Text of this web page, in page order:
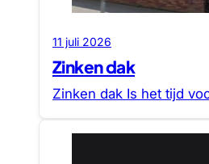
11 juli 2026
Zinken dak
Zinken dak Is het tijd